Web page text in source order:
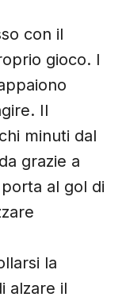
con il
gioco. I
Il
minuti dal
grazie a
al gol di
la
alzare il